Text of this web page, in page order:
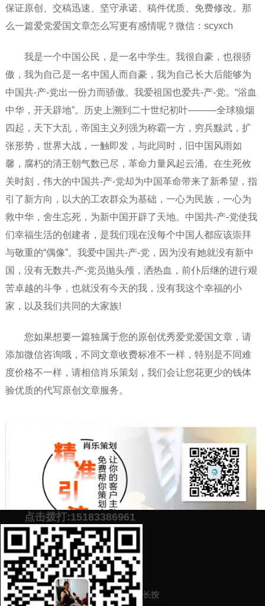
保证原创、交稿迅速、坚守承诺、稿件优质、免费修改。那
么一篇爱党爱国文章怎么写更有感情呢？微信：scyxch
我是一个中国公民，是一名中学生。我很自豪，也很骄
傲，我为自己是一名中国人而自豪，我为自己长大后能够为
中国共-产-党出一份力而骄傲。我爱祖国也爱共-产-党。“浴血
中华，开天辟地”。历史上溯到二十世纪初叶———全球狼烟
四起，天下大乱，帝国主义列强为称霸一方，穷兵黩武，扩
张形势，世界大战，一触即发，与此同时，旧中国风雨如
馨，腐朽的清王朝气数已尽，革命力量风起云涌。在生死攸
关时刻，伟大的中国共-产-党却为中国革命带来了新希望，指
引了新方向，以大的工农群众为基础，一心为民族，一心为
救中华，舍生忘死，为新中国开辟了天地。中国共-产-党使我
们幸福生活的创建者，是我们现在没每个中国人都应该崇拜
与敬重的“偶像”。我爱中国共-产-党，因为没有她就没有新中
国，没有无数共-产-党员抛头颅，洒热血，前仆后继的进行艰
苦卓越的斗争，也就没有今天的我，没有我这个幸福的小
家，以及我们共同的大家族!
您如果想要一篇独属于您的原创优秀爱党爱国文章，请
添加微信咨询哦，不同文章收费标准不一样，特别是不同难
度价格不一样，请相信肖乐策划，我们会让您花更少的钱体
验优质的代写原创文章服务。
预约营销老师 添加微信号：scyxch
案！
点击拨打:15183386961
长按